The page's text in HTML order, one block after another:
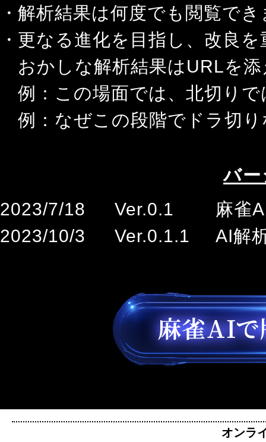
解析結果は何度でも閲覧でき
更なる進化を目指し、改良
おかしな解析結果はURLを
例：この場面では、北切り
例：なぜこの段階でドラ切
バ
2023/7/18
Ver.0.1
麻雀
2023/10/3
Ver.0.1.1 AI解
オンラ